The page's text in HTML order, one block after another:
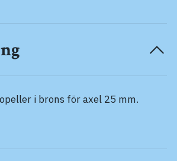
i brons för axel 25 mm.